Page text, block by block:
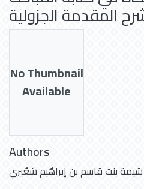
المقدمة الجزولية
No Thumbnail
Available
Authors
شيمة بنت قاسم بن إبراهٌيم شعٌيري